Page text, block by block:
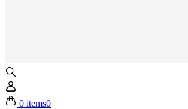
0 items0